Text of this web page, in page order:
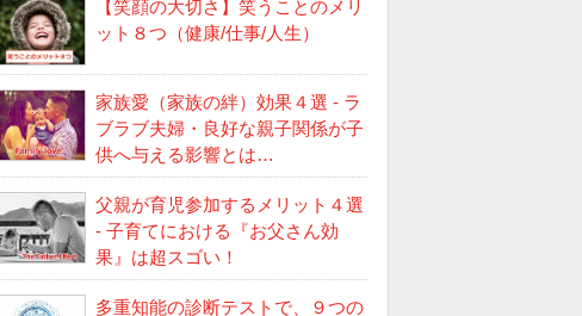
【笑顔の大切さ】笑うことのメリ
ット８つ（健康/仕事/人生）
家族愛（家族の絆）効果４選 - ラ
ブラブ夫婦・良好な親子関係が子
供へ与える影響とは…
父親が育児参加するメリット４選
- 子育てにおける『お父さん効
果』は超スゴい！
多重知能の診断テストで、９つの